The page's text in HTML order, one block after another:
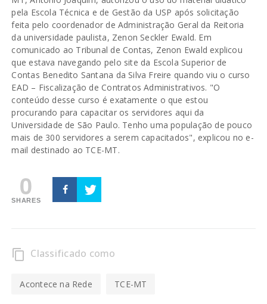
pela Escola Técnica e de Gestão da USP após solicitação
feita pelo coordenador de Administração Geral da Reitoria
da universidade paulista, Zenon Seckler Ewald. Em
comunicado ao Tribunal de Contas, Zenon Ewald explicou
que estava navegando pelo site da Escola Superior de
Contas Benedito Santana da Silva Freire quando viu o curso
EAD – Fiscalização de Contratos Administrativos. "O
conteúdo desse curso é exatamente o que estou
procurando para capacitar os servidores aqui da
Universidade de São Paulo. Tenho uma população de pouco
mais de 300 servidores a serem capacitados", explicou no e-
mail destinado ao TCE-MT.
0
SHARES
content_copy Classificado como
Acontece na Rede TCE-MT